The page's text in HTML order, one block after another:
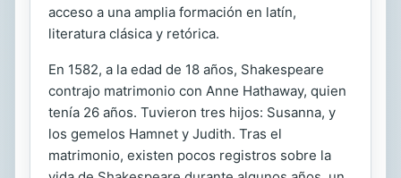
acceso a una amplia formación en latín,
literatura clásica y retórica.
En 1582, a la edad de 18 años, Shakespeare
contrajo matrimonio con Anne Hathaway, quien
tenía 26 años. Tuvieron tres hijos: Susanna, y
los gemelos Hamnet y Judith. Tras el
matrimonio, existen pocos registros sobre la